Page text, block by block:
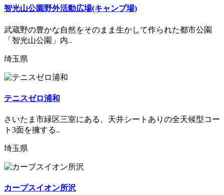
智光山公園野外活動広場(キャンプ場)
武蔵野の豊かな自然をそのまま生かして作られた都市公園
「智光山公園」内..
埼玉県
テニスゼロ浦和
さいたま市緑区三室にある、天井シートありの全天候型コー
ト3面を擁する..
埼玉県
カーブスイオン所沢